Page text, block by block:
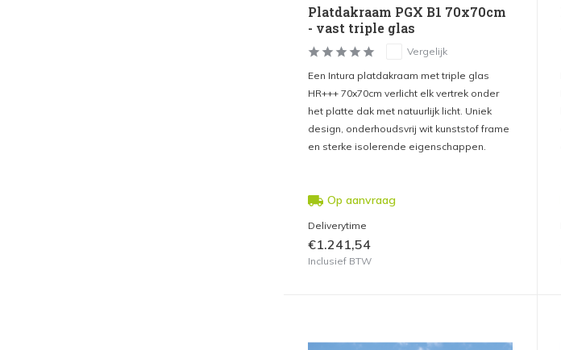
Platdakraam PGX B1 70x70cm
- vast triple glas
Vergelijk
Een Intura platdakraam met triple glas
HR+++ 70x70cm verlicht elk vertrek onder
het platte dak met natuurlijk licht. Uniek
design, onderhoudsvrij wit kunststof frame
en sterke isolerende eigenschappen.
Op aanvraag
Deliverytime
€1.241,54
Inclusief BTW